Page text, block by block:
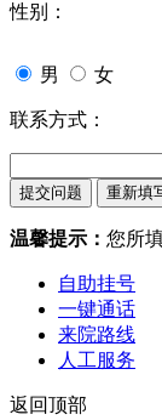
性别：
男 女
联系方式：
温馨提示： 您所
自助挂号
一键通话
来院路线
人工服务
返回顶部